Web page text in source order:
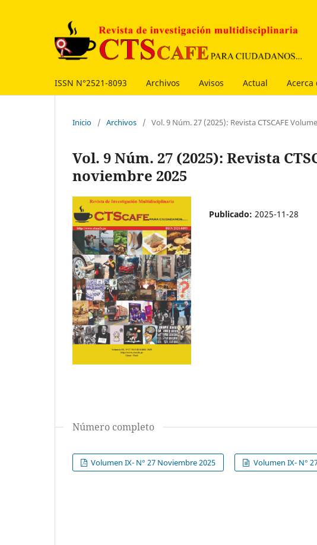
ISSN N°2521-8093 Archivos Avisos Actual Acerca
Inicio / Archivos / Vol. 9 Núm. 27 (2025): Revista CTSCAFE
Vol. 9 Núm. 27 (2025): Revista
noviembre 2025
Publicado: 2025-11-28
Número completo
Volumen IX- N° 27 Noviembre 2025 Volumen IX- N°